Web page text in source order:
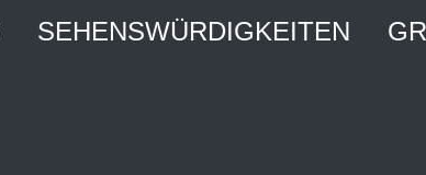
SEHENSWÜRDIGKEITEN